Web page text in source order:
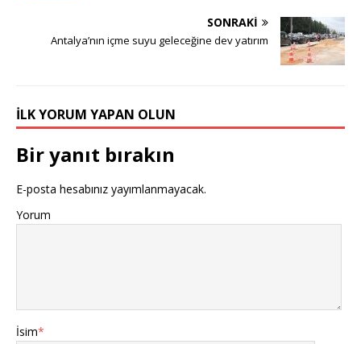
SONRAKI
Antalya’nın içme suyu geleceğine dev yatırım
İLK YORUM YAPAN OLUN
Bir yanıt bırakın
E-posta hesabınız yayımlanmayacak.
Yorum
İsim*